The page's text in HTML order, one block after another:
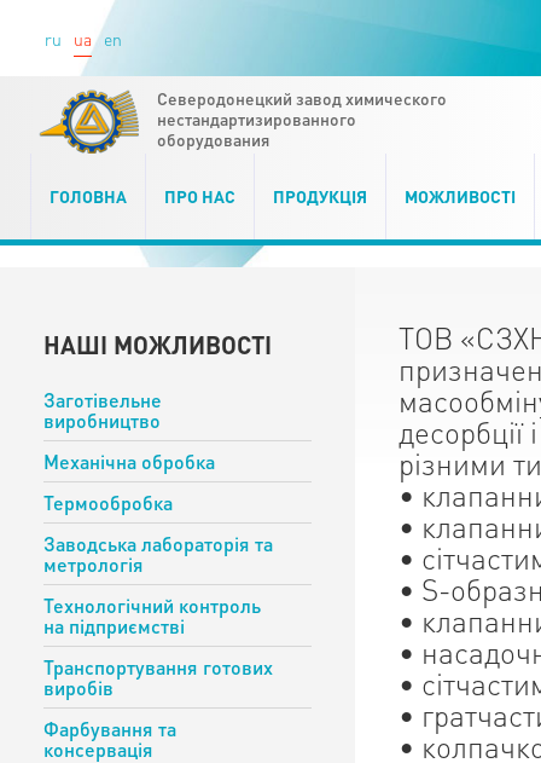
Северодонецкий завод химического
нестандартизированного
оборудования
ГОЛОВНА ПРО НАС ПРОДУКЦІЯ МОЖЛИВОСТІ
ru ua en
НАШІ МОЖЛИВОСТІ
Заготівельне
виробництво
Механічна обробка
Термообробка
Заводська лабораторія та
метрологія
Технологічний контроль
на підприємстві
Транспортування готових
виробів
Фарбування та
консервація
ТОВ
різними
•
•
•
• S-
•
•
•
•
•